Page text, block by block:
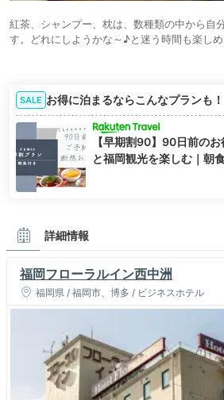
紅茶、シャンプー、枕は、数種類の中から自
す。どれにしようかな～♪と迷う時間も楽しめ
SALE お得に泊まるならこんなプランも！
【早期割90】90日前の
と福岡観光を楽しむ｜朝
詳細情報
福岡フローラルイン西中洲
福岡県 / 福岡市、博多 / ビジネスホテル